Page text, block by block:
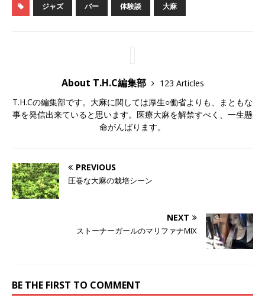
ジャズ バー 体験談 大麻
About T.H.C編集部
123 Articles
T.H.Cの編集部です。大麻に関しては厚生○働省よりも、まともな
事を発信出来ていると思います。医療大麻を解禁すべく、一生懸
命がんばります。
PREVIOUS
圧巻な大麻の栽培シーン
NEXT
ストーナーガールのマリファナMIX
BE THE FIRST TO COMMENT